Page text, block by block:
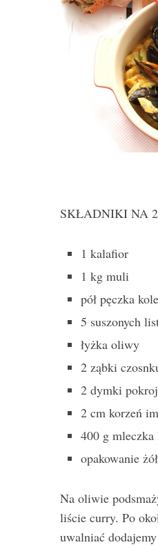
SKŁADNIKI NA 2
1 kalafior
1 kg muli
pół pęczka
5 suszonych
łyżka oliwy
2 ząbki
2 dymki
2 cm korzeń
400 g mleczka
opakowanie
Na oliwie
liście curry. Po
uwalniać